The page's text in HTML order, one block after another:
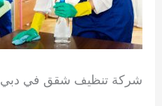
شركة تنظيف شقق في دبي